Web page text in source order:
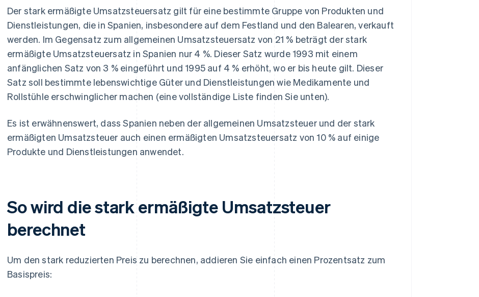
Der stark ermäßigte Umsatzsteuersatz gilt für eine bestimmte Gruppe von Produkten und
Dienstleistungen, die in Spanien, insbesondere auf dem Festland und den Balearen, verkauft
werden. Im Gegensatz zum allgemeinen Umsatzsteuersatz von 21 % beträgt der stark
ermäßigte Umsatzsteuersatz in Spanien nur 4 %. Dieser Satz wurde 1993 mit einem
anfänglichen Satz von 3 % eingeführt und 1995 auf 4 % erhöht, wo er bis heute gilt. Dieser
Satz soll bestimmte lebenswichtige Güter und Dienstleistungen wie Medikamente und
Rollstühle erschwinglicher machen (eine vollständige Liste finden Sie unten).
Es ist erwähnenswert, dass Spanien neben der allgemeinen Umsatzsteuer und der stark
ermäßigten Umsatzsteuer auch einen ermäßigten Umsatzsteuersatz von 10 % auf einige
Produkte und Dienstleistungen anwendet.
So wird die stark ermäßigte Umsatzsteuer
berechnet
Um den stark reduzierten Preis zu berechnen, addieren Sie einfach einen Prozentsatz zum
Basispreis: